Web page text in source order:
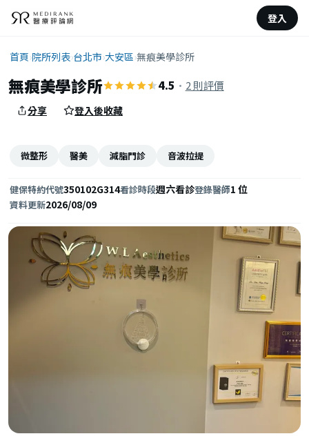
登入
首頁›院所列表›台北市›大安區›無痕美學診所
無痕美學診所 4.5 · 2 則評價
分享 登入後收藏
微整形 醫美 減脂門診 音波拉提
健保特約代號350102G314看診時段週六看診登錄醫師1 位
資料更新2026/08/09